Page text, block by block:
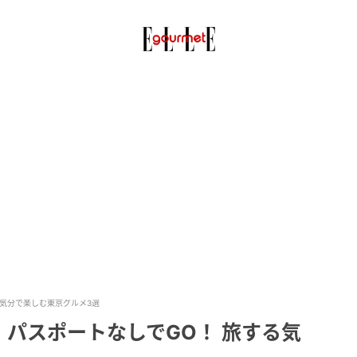
分で楽しむ東京グルメ3選
スポートなしでGO！ 旅する気